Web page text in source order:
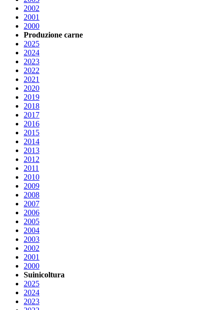
2002
2001
2000
Produzione carne
2025
2024
2023
2022
2021
2020
2019
2018
2017
2016
2015
2014
2013
2012
2011
2010
2009
2008
2007
2006
2005
2004
2003
2002
2001
2000
Suinicoltura
2025
2024
2023